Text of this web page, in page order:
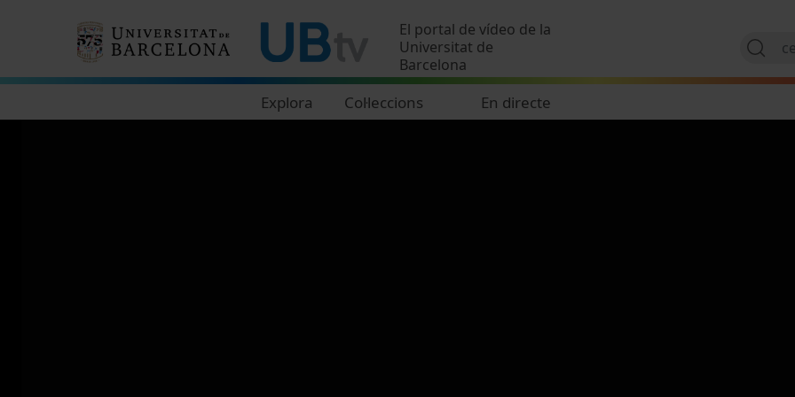
El portal de vídeo de la
Universitat de
Barcelona
Explora Col·leccions En directe